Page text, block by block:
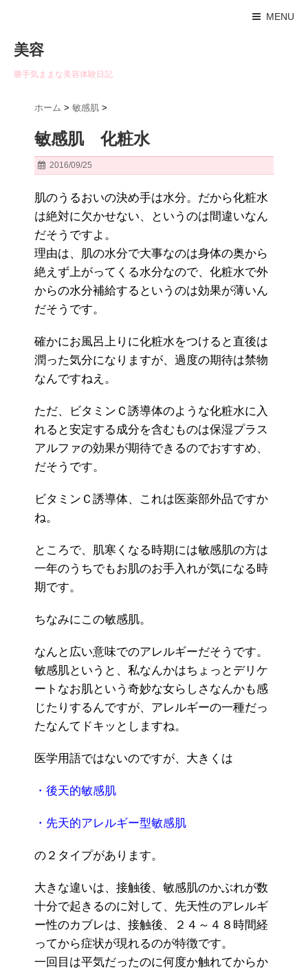
MENU
美容
勝手気ままな美容体験日記
ホーム > 敏感肌 >
敏感肌 化粧水
2016/09/25
肌のうるおいの決め手は水分。だから化粧水
は絶対に欠かせない、というのは間違いなん
だそうですよ。
理由は、肌の水分で大事なのは身体の奥から
絶えず上がってくる水分なので、化粧水で外
からの水分補給するというのは効果が薄いん
だそうです。
確かにお風呂上りに化粧水をつけると直後は
潤った気分になりますが、過度の期待は禁物
なんですねえ。
ただ、ビタミンＣ誘導体のような化粧水に入
れると安定する成分を含むものは保湿プラス
アルファの効果が期待できるのでおすすめ、
だそうです。
ビタミンＣ誘導体、これは医薬部外品ですか
ね。
ところで、肌寒くなる時期には敏感肌の方は
一年のうちでもお肌のお手入れが気になる時
期です。
ちなみにこの敏感肌。
なんと広い意味でのアレルギーだそうです。
敏感肌というと、私なんかはちょっとデリケ
ートなお肌という奇妙な女らしさなんかも感
じたりするんですが、アレルギーの一種だっ
たなんてドキッとしますね。
医学用語ではないのですが、大きくは
・後天的敏感肌
・先天的アレルギー型敏感肌
の２タイプがあります。
大きな違いは、接触後、敏感肌のかぶれが数
十分で起きるのに対して、先天性のアレルギ
ー性のカブレは、接触後、２４～４８時間経
ってから症状が現れるのが特徴です。
一回目は平気だったのに何度か触れてからか